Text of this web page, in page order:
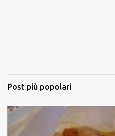
Post più popolari